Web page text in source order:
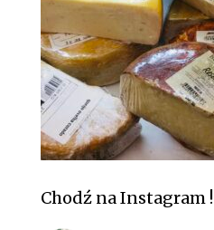
Chodź na Instagram !